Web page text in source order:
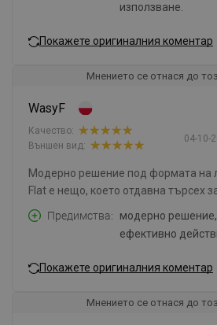
използване.
Покажете оригиналния коментар
Мнението се отнася до
WasyF
04-10-
Качество:
Външен вид:
Модерно решение под формата на
Flat е нещо, което отдавна търсех
Предимства
модерно решение,
ефективно
Покажете оригиналния коментар
Мнението се отнася до